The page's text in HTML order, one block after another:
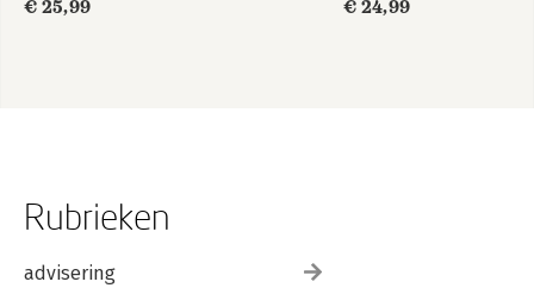
€ 25,99
€ 24,99
Rubrieken
advisering